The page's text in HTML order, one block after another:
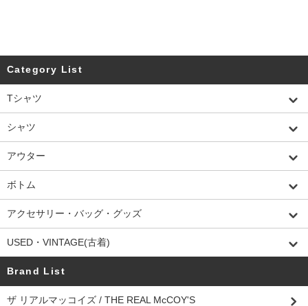
Category List
Tシャツ
シャツ
アウター
ボトム
アクセサリー・バッグ・グッズ
USED・VINTAGE(古着)
Brand List
ザ リアルマッコイズ / THE REAL McCOY'S